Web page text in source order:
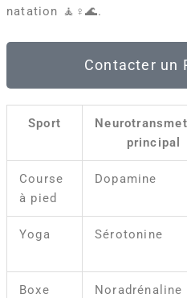
natation 🧘♀️🌊.
Contacter un
Sport
principal
Course
à pied
Dopamine
Yoga Sérotonine
Boxe Noradrénaline